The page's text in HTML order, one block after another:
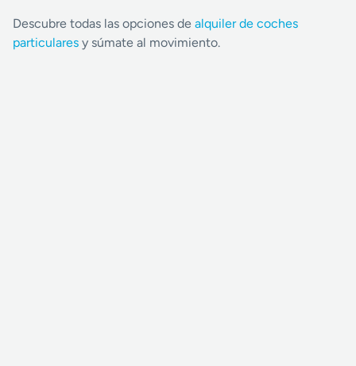
Descubre todas las opciones de alquiler de coches
particulares y súmate al movimiento.